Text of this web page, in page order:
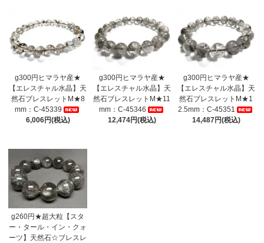
g300円ヒマラヤ産★
【エレスチャル水晶】天
然石ブレスレットM★8
mm：C-45339
6,006円(税込)
g300円ヒマラヤ産★
【エレスチャル水晶】天
然石ブレスレットM★11
mm：C-45346
12,474円(税込)
g300円ヒマラヤ産★
【エレスチャル水晶】天
然石ブレスレットM★1
2.5mm：C-45351
14,487円(税込)
g260円★超大粒【スタ
ー・タール・イン・クォ
ーツ】天然石☆ブレスレ